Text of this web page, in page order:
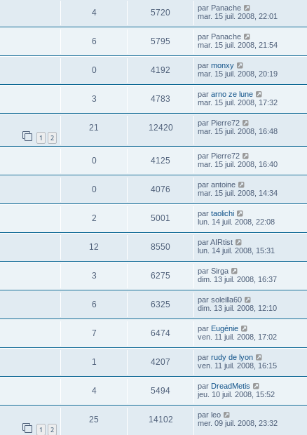
4 5720 par Panache
mar. 15 juil. 2008, 22:01
6 5795 par Panache
mar. 15 juil. 2008, 21:54
0 4192 par monxy
mar. 15 juil. 2008, 20:19
3 4783 par arno ze lune
mar. 15 juil. 2008, 17:32
1 2
21 12420 par Pierre72
mar. 15 juil. 2008, 16:48
0 4125 par Pierre72
mar. 15 juil. 2008, 16:40
0 4076 par antoine
mar. 15 juil. 2008, 14:34
2 5001 par taolichi
lun. 14 juil. 2008, 22:08
12 8550 parAIRtist
lun. 14 juil. 2008, 15:31
3 6275 par Sirga
dim. 13 juil. 2008, 16:37
6 6325 par soleilla60
dim. 13 juil. 2008, 12:10
7 6474 par Eugénie
ven. 11 juil. 2008, 17:02
1 4207 par rudy de lyon
ven. 11 juil. 2008, 16:15
4 5494 par DreadMetis
jeu. 10 juil. 2008, 15:52
1 2
25 14102 par leo
mer. 09 juil. 2008, 23:32